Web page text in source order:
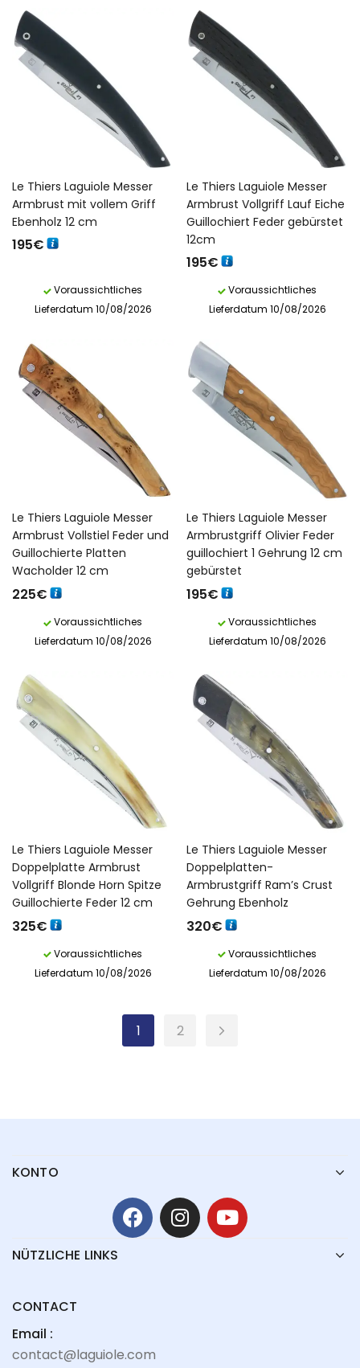
Le Thiers Laguiole Messer
Armbrust mit vollem Griff
Ebenholz 12 cm
195€
Voraussichtliches
Lieferdatum 10/08/2026
Le Thiers Laguiole Messer
Armbrust Vollgriff Lauf Eiche
Guillochiert Feder gebürstet
12cm
195€
Voraussichtliches
Lieferdatum 10/08/2026
Le Thiers Laguiole Messer
Armbrust Vollstiel Feder und
Guillochierte Platten
Wacholder 12 cm
225€
Voraussichtliches
Lieferdatum 10/08/2026
Le Thiers Laguiole Messer
Armbrustgriff Olivier Feder
guillochiert 1 Gehrung 12 cm
gebürstet
195€
Voraussichtliches
Lieferdatum 10/08/2026
Le Thiers Laguiole Messer
Doppelplatte Armbrust
Vollgriff Blonde Horn Spitze
Guillochierte Feder 12 cm
325€
Voraussichtliches
Lieferdatum 10/08/2026
Le Thiers Laguiole Messer
Doppelplatten-
Armbrustgriff Ram’s Crust
Gehrung Ebenholz
320€
Voraussichtliches
Lieferdatum 10/08/2026
1 2
KONTO
NÜTZLICHE LINKS
CONTACT
Email :
contact@laguiole.com